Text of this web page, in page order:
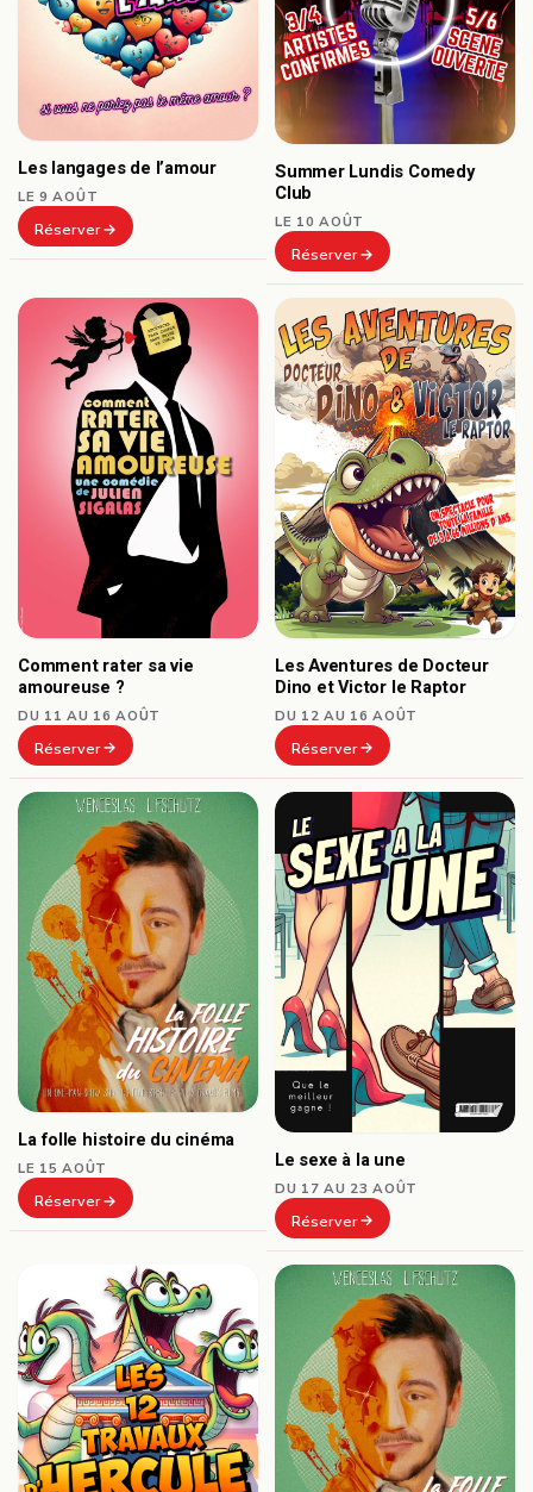
Les langages de l’amour
LE 9 AOÛT
Réserver
Summer Lundis Comedy
Club
LE 10 AOÛT
Réserver
Comment rater sa vie
amoureuse ?
DU 11 AU 16 AOÛT
Réserver
Les Aventures de Docteur
Dino et Victor le Raptor
DU 12 AU 16 AOÛT
Réserver
La folle histoire du cinéma
LE 15 AOÛT
Réserver
Le sexe à la une
DU 17 AU 23 AOÛT
Réserver